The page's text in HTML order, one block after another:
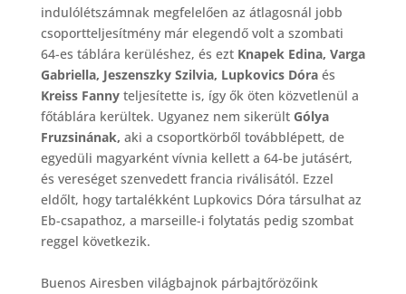
indulólétszámnak megfelelően az átlagosnál jobb
csoportteljesítmény már elegendő volt a szombati
64-es táblára kerüléshez, és ezt Knapek Edina, Varga
Gabriella, Jeszenszky Szilvia, Lupkovics Dóraés
Kreiss Fannyteljesítette is, így ők öten közvetlenül a
főtáblára kerültek. Ugyanez nem sikerült Gólya
Fruzsinának, aki a csoportkörből továbblépett, de
egyedüli magyarként vívnia kellett a 64-be jutásért,
és vereséget szenvedett francia riválisától. Ezzel
eldőlt, hogy tartalékként Lupkovics Dóra társulhat az
Eb-csapathoz, a marseille-i folytatás pedig szombat
reggel következik.
Buenos Airesben világbajnok párbajtőrözőink